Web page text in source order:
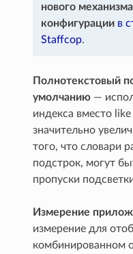
нового
конфигурации в
Staffcop.
Полнотекстовый
умолчанию —
индекса вместо
значительно
того, что словари
подстрок, могут
пропуски
Измерение
измерение для
комбинированном